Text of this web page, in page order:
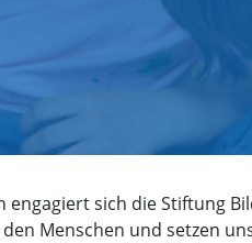
engagiert sich die Stiftung
Menschen und setzen